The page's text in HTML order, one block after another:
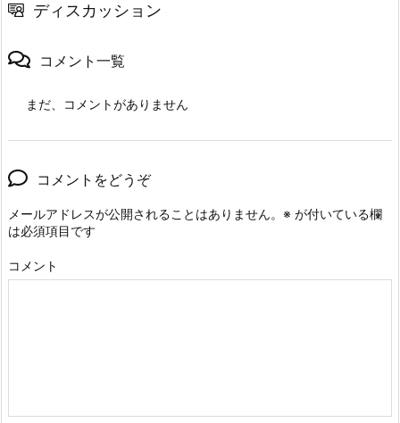
ディスカッション
コメント一覧
まだ、コメントがありません
コメントをどうぞ
メールアドレスが公開されることはありません。 ※ が付いている欄
は必須項目です
コメント